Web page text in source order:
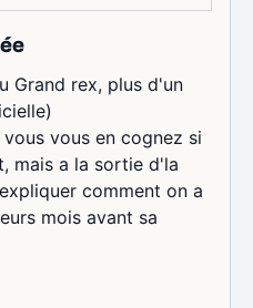
Grand rex, plus d'un
vous en cognez si
mais a la sortie d'la
comment on a
mois avant sa